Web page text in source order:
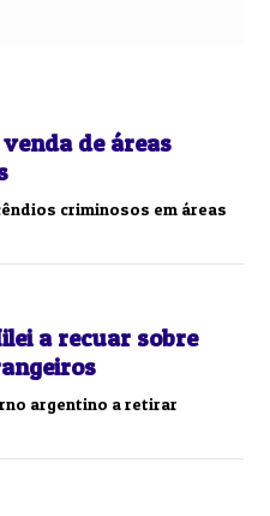
de áreas
criminosos em áreas
a recuar sobre
argentino a retirar